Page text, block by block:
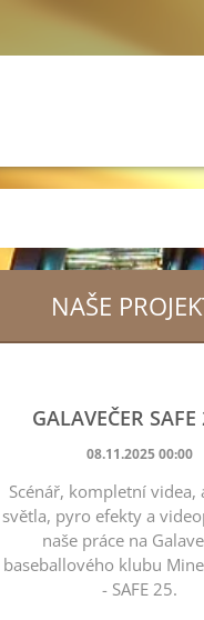
NAŠE
GALAVEČER
08.11.2025 00:00
Scénář, kompletní videa,
světla, pyro efekty a
naše práce na
baseballového klubu
- SAFE 25.